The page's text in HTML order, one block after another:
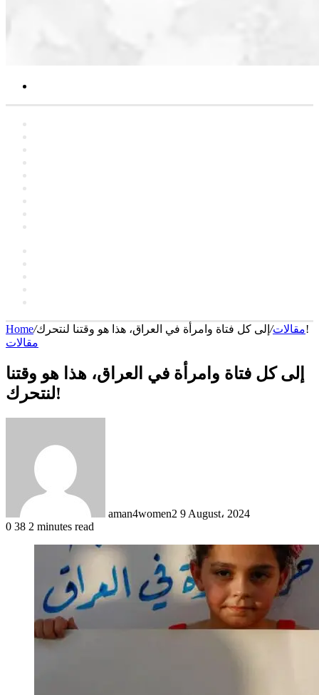
Home/ مقالات/
‏إلى كل فتاة وامرأة في العراق، هذا هو وقتنا لنتحرك!
مقالات
‏إلى كل فتاة وامرأة في العراق، هذا هو وقتنا
لنتحرك!
aman4women2 9 August، 2024
0 38 2 minutes read